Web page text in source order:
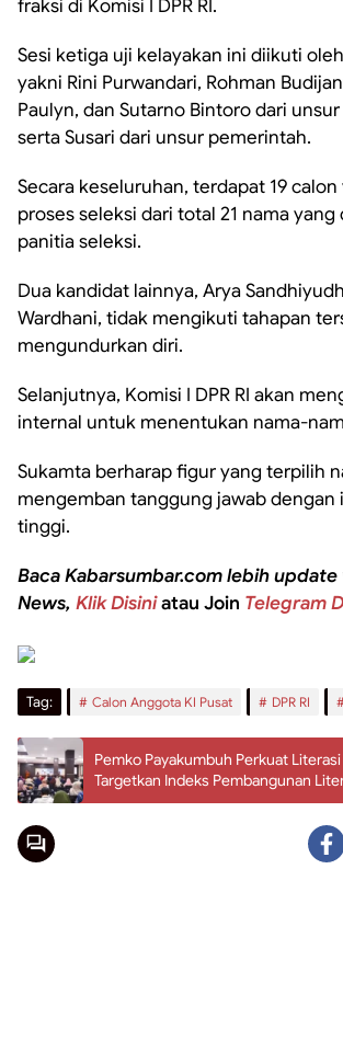
fraksi di Komisi I DPR RI.
Sesi ketiga uji kelayakan ini diikuti
yakni Rini Purwandari, Rohman
Paulyn, dan Sutarno Bintoro dari
serta Susari dari unsur pemerintah.
Secara keseluruhan, terdapat 19
proses seleksi dari total 21 nama yang
panitia seleksi.
Dua kandidat lainnya, Arya
Wardhani, tidak mengikuti tahapan
mengundurkan diri.
Selanjutnya, Komisi I DPR RI akan
internal untuk menentukan nama-
Sukamta berharap figur yang terpilih
mengemban tanggung jawab dengan
tinggi.
Baca Kabarsumbar.com lebih update
News, Klik Disiniatau Join Telegram
Tag: Calon Anggota KI Pusat DPR RI
Pemko Payakumbuh Perkuat
Targetkan Indeks Pembangunan
Masyarakat 72,25 Pada 2026